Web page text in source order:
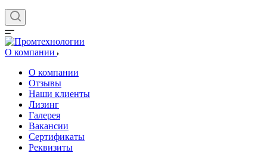
О компании
О компании
Отзывы
Наши клиенты
Лизинг
Галерея
Вакансии
Сертификаты
Реквизиты